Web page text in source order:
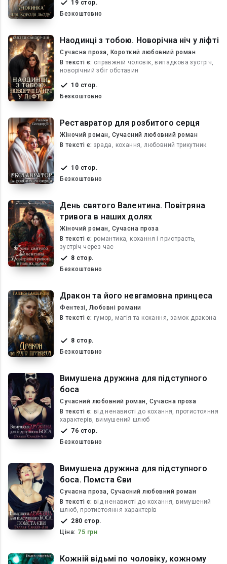
19 стор.
Безкоштовно
Наодинці з тобою. Новорічна ніч у ліфті
Сучасна проза, Короткий любовний роман
В текcті є: справжній чоловік, випадкова зустріч,
новорічний збіг обставин
10 стор.
Безкоштовно
Реставратор для розбитого серця
Жіночий роман, Сучасний любовний роман
В текcті є: зрада, кохання, любовний трикутник
10 стор.
Безкоштовно
День святого Валентина. Повітряна
тривога в наших долях
Жіночий роман, Сучасна проза
В текcті є: романтика, кохання і пристрасть,
зустріч через час
8 стор.
Безкоштовно
Дракон та його невгамовна принцеса
Фентезі, Любовні романи
В текcті є: гумор, магія та кохання, замок дракона
8 стор.
Безкоштовно
Вимушена дружина для підступного
боса
Сучасний любовний роман, Сучасна проза
В текcті є: від ненависті до кохання, протистояння
характерів, вимушений шлюб
76 стор.
Безкоштовно
Вимушена дружина для підступного
боса. Помста Єви
Сучасна проза, Сучасний любовний роман
В текcті є: від ненависті до кохання, вимушений
шлюб, протистояння характерів
280 стор.
Ціна: 75 грн
Кожній відьмі по чоловіку, кожному